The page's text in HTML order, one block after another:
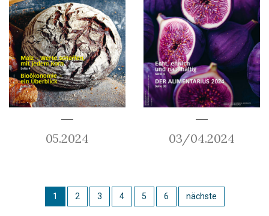
05.2024 03/04.2024
1 2 3 4 5 6 nächste